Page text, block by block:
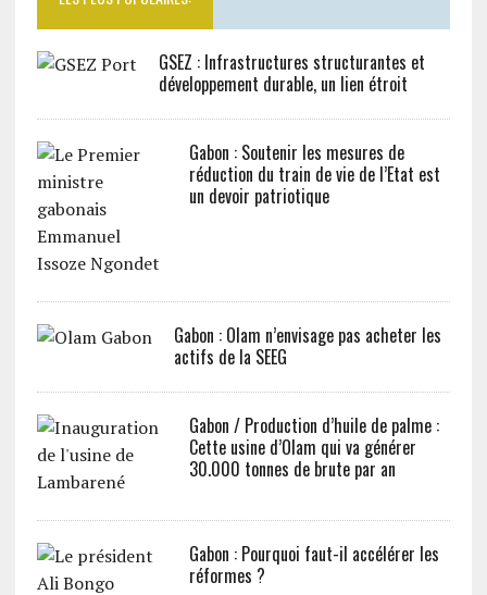
GSEZ : Infrastructures structurantes et
développement durable, un lien étroit
Gabon : Soutenir les mesures de
réduction du train de vie de l’Etat est
un devoir patriotique
Gabon : Olam n’envisage pas acheter les
actifs de la SEEG
Gabon / Production d’huile de palme :
Cette usine d’Olam qui va générer
30.000 tonnes de brute par an
Gabon : Pourquoi faut-il accélérer les
réformes ?